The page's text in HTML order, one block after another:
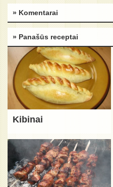
» Komentarai
» Panašūs receptai
Kibinai